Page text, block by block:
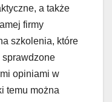
a także
firmy
szkolenia, które
sprawdzone
opiniami w
temu można